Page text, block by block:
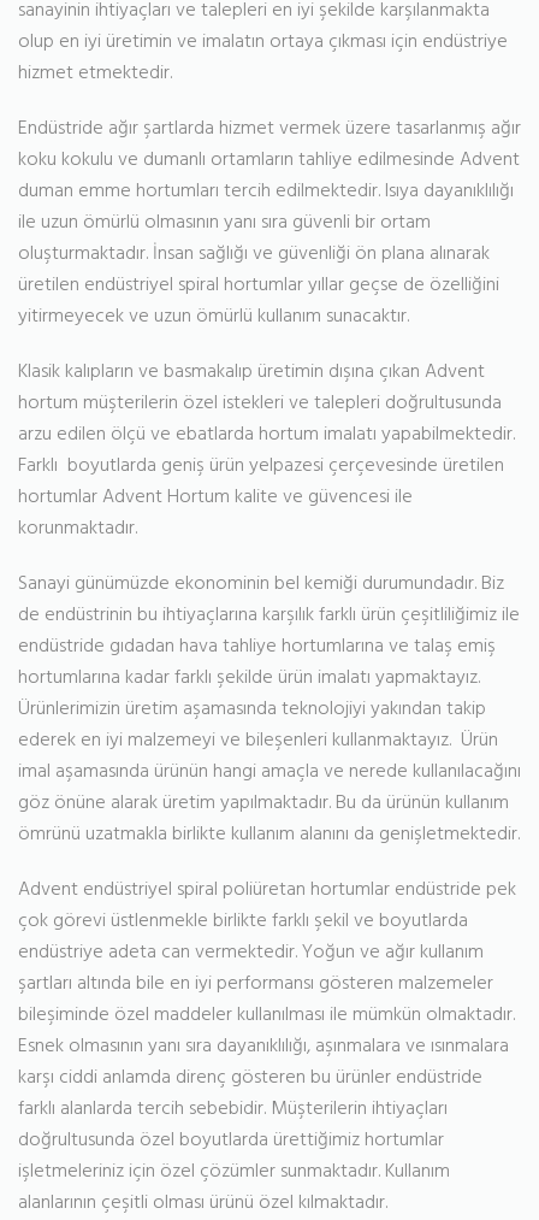
sanayinin ihtiyaçları ve talepleri en iyi şekilde karşılanmakta
olup en iyi üretimin ve imalatın ortaya çıkması için endüstriye
hizmet etmektedir.
Endüstride ağır şartlarda hizmet vermek üzere tasarlanmış ağır
koku kokulu ve dumanlı ortamların tahliye edilmesinde Advent
duman emme hortumları tercih edilmektedir. Isıya dayanıklılığı
ile uzun ömürlü olmasının yanı sıra güvenli bir ortam
oluşturmaktadır. İnsan sağlığı ve güvenliği ön plana alınarak
üretilen endüstriyel spiral hortumlar yıllar geçse de özelliğini
yitirmeyecek ve uzun ömürlü kullanım sunacaktır.
Klasik kalıpların ve basmakalıp üretimin dışına çıkan Advent
hortum müşterilerin özel istekleri ve talepleri doğrultusunda
arzu edilen ölçü ve ebatlarda hortum imalatı yapabilmektedir.
Farklı boyutlarda geniş ürün yelpazesi çerçevesinde üretilen
hortumlar Advent Hortum kalite ve güvencesi ile
korunmaktadır.
Sanayi günümüzde ekonominin bel kemiği durumundadır. Biz
de endüstrinin bu ihtiyaçlarına karşılık farklı ürün çeşitliliğimiz ile
endüstride gıdadan hava tahliye hortumlarına ve talaş emiş
hortumlarına kadar farklı şekilde ürün imalatı yapmaktayız.
Ürünlerimizin üretim aşamasında teknolojiyi yakından takip
ederek en iyi malzemeyi ve bileşenleri kullanmaktayız. Ürün
imal aşamasında ürünün hangi amaçla ve nerede kullanılacağını
göz önüne alarak üretim yapılmaktadır. Bu da ürünün kullanım
ömrünü uzatmakla birlikte kullanım alanını da genişletmektedir.
Advent endüstriyel spiral poliüretan hortumlar endüstride pek
çok görevi üstlenmekle birlikte farklı şekil ve boyutlarda
endüstriye adeta can vermektedir. Yoğun ve ağır kullanım
şartları altında bile en iyi performansı gösteren malzemeler
bileşiminde özel maddeler kullanılması ile mümkün olmaktadır.
Esnek olmasının yanı sıra dayanıklılığı, aşınmalara ve ısınmalara
karşı ciddi anlamda direnç gösteren bu ürünler endüstride
farklı alanlarda tercih sebebidir. Müşterilerin ihtiyaçları
doğrultusunda özel boyutlarda ürettiğimiz hortumlar
işletmeleriniz için özel çözümler sunmaktadır. Kullanım
alanlarının çeşitli olması ürünü özel kılmaktadır.